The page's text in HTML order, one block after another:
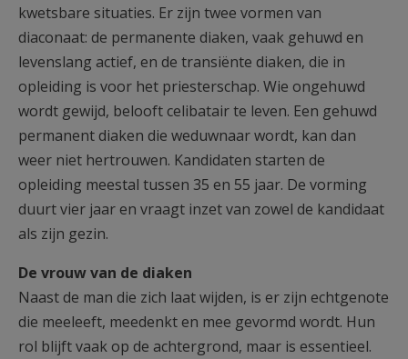
kwetsbare situaties. Er zijn twee vormen van
diaconaat: de permanente diaken, vaak gehuwd en
levenslang actief, en de transiënte diaken, die in
opleiding is voor het priesterschap. Wie ongehuwd
wordt gewijd, belooft celibatair te leven. Een gehuwd
permanent diaken die weduwnaar wordt, kan dan
weer niet hertrouwen. Kandidaten starten de
opleiding meestal tussen 35 en 55 jaar. De vorming
duurt vier jaar en vraagt inzet van zowel de kandidaat
als zijn gezin.
De vrouw van de diaken
Naast de man die zich laat wijden, is er zijn echtgenote
die meeleeft, meedenkt en mee gevormd wordt. Hun
rol blijft vaak op de achtergrond, maar is essentieel.